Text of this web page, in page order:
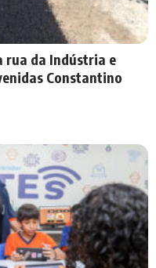
rua da Indústria e
Constantino